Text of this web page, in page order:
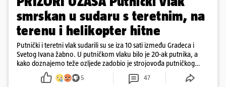
smrskan u sudaru s teretnim, na
terenu i helikopter hitne
Putnički i teretni vlak sudarili su se iza 10 sati između Gradeca i
Svetog Ivana žabno. U putničkom vlaku bilo je 20-ak putnika, a
kako doznajemo teže ozljede zadobio je strojovođa putničkog
vlaka. Zatvoren je promet, a fotoreporteri Prigorskog objavili su
prve snimke s mjesta sudara
5 47